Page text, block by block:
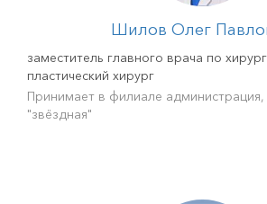
Шилов Олег
заместитель главного врача по
пластический хирург
Принимает в филиале администрация,
"звёздная"